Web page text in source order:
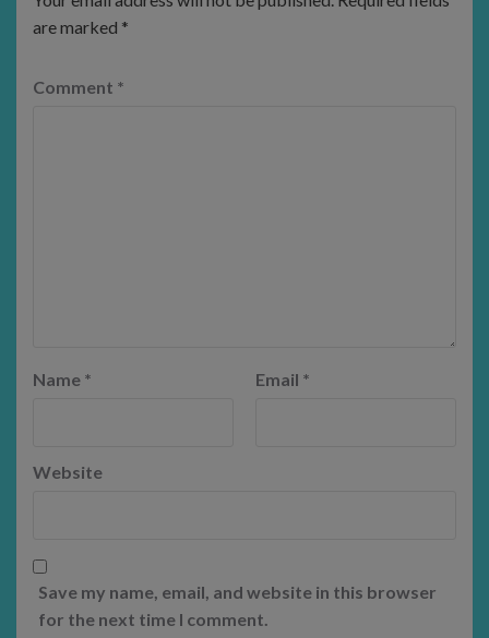
are marked *
Comment *
Name * Email *
Website
Save my name, email, and website in this browser
for the next time I comment.